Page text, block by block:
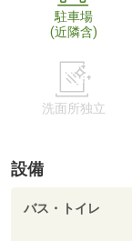
駐車場
(近隣含)
洗面所独立
設備
バス・トイレ